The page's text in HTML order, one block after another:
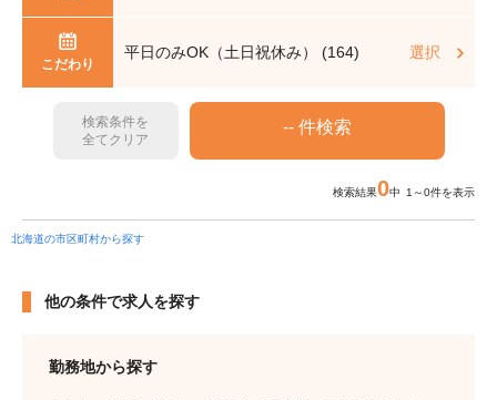
こだわり
平日のみOK（土日祝休み） (164) 選択
検索条件を
全てクリア
検索結果0中 1～0件を表示
北海道の市区町村から探す
他の条件で求人を探す
勤務地から探す